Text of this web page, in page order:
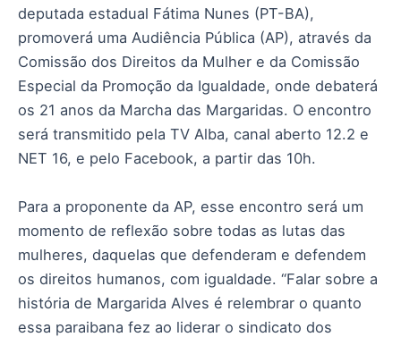
deputada estadual Fátima Nunes (PT-BA),
promoverá uma Audiência Pública (AP), através da
Comissão dos Direitos da Mulher e da Comissão
Especial da Promoção da Igualdade, onde debaterá
os 21 anos da Marcha das Margaridas. O encontro
será transmitido pela TV Alba, canal aberto 12.2 e
NET 16, e pelo Facebook, a partir das 10h.
Para a proponente da AP, esse encontro será um
momento de reflexão sobre todas as lutas das
mulheres, daquelas que defenderam e defendem
os direitos humanos, com igualdade. “Falar sobre a
história de Margarida Alves é relembrar o quanto
essa paraibana fez ao liderar o sindicato dos